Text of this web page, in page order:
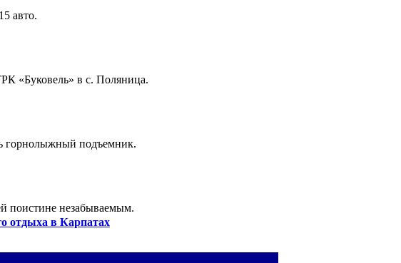
авто.
«Буковель» в с. Поляница.
горнолыжный подъемник.
поистине незабываемым.
отдыха в Карпатах